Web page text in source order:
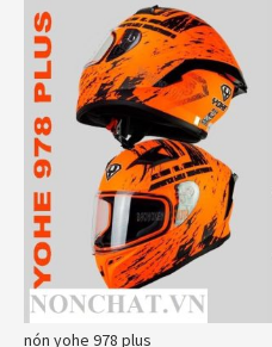
nón yohe 978 plus